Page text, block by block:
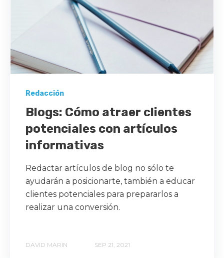
Redacción
Blogs: Cómo atraer clientes
potenciales con artículos
informativas
Redactar artículos de blog no sólo te
ayudarán a posicionarte, también a educar
clientes potenciales para prepararlos a
realizar una conversión.
DAVID MARIN SEP 21, 2021